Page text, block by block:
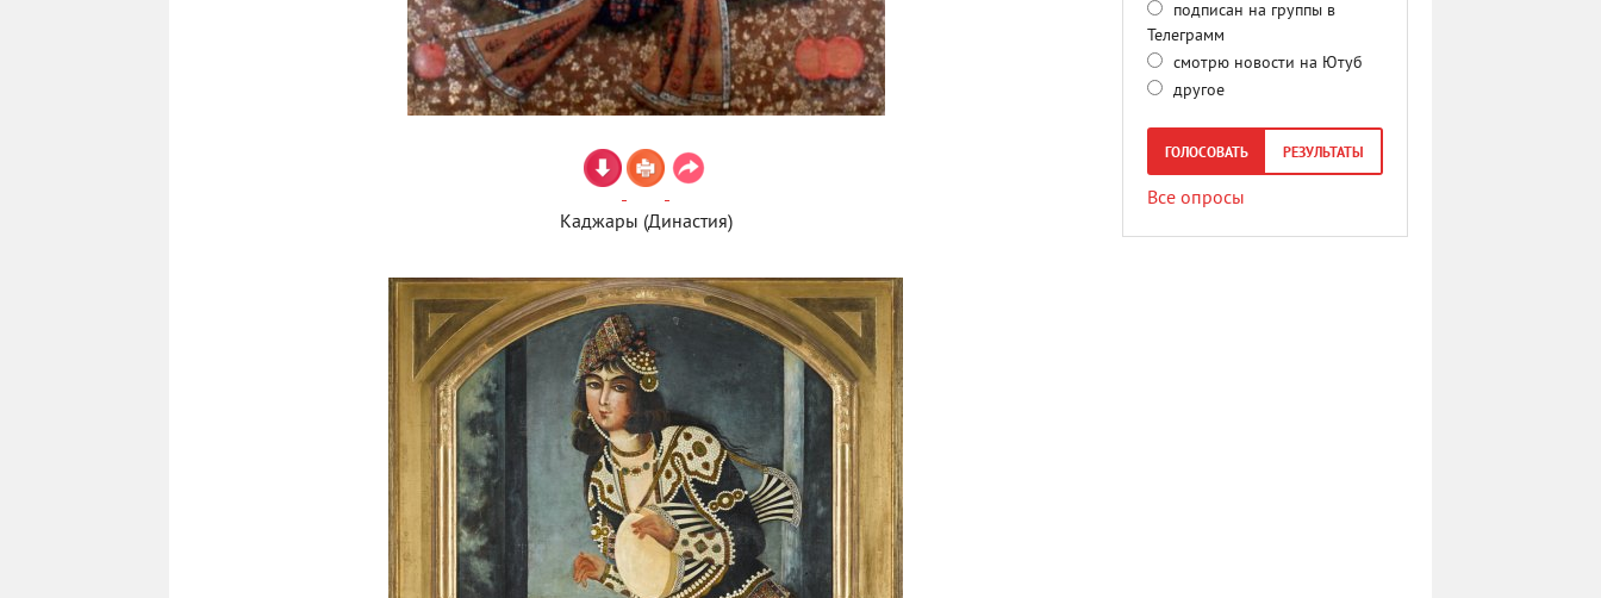
Каджары (Династия)
подписан на группы в
Телеграмм
смотрю новости на Ютуб
другое
ГОЛОСОВАТЬ РЕЗУЛЬТАТЫ
Все опросы